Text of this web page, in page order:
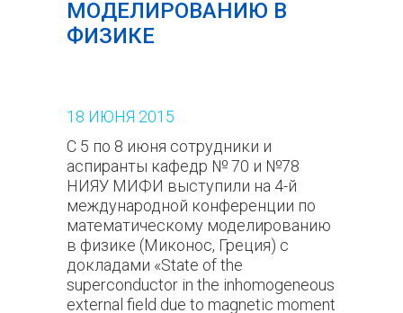
МОДЕЛИРОВАНИЮ В
ФИЗИКЕ
18 ИЮНЯ 2015
С 5 по 8 июня сотрудники и
аспиранты кафедр № 70 и №78
НИЯУ МИФИ выступили на 4-й
международной конференции по
математическому моделированию
в физике (Миконос, Греция) с
докладами «State of the
superconductor in the inhomogeneous
external field due to magnetic moment